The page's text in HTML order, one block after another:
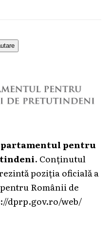
pentru
. Conținutul
poziția oficială a
Românii de
dprp.gov.ro/web/